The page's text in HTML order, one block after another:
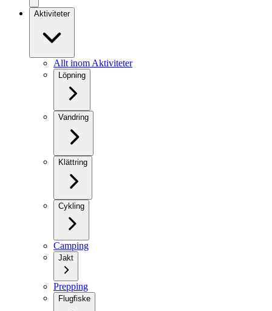
Aktiviteter
Allt inom Aktiviteter
Löpning
Vandring
Klättring
Cykling
Camping
Jakt
Prepping
Flugfiske